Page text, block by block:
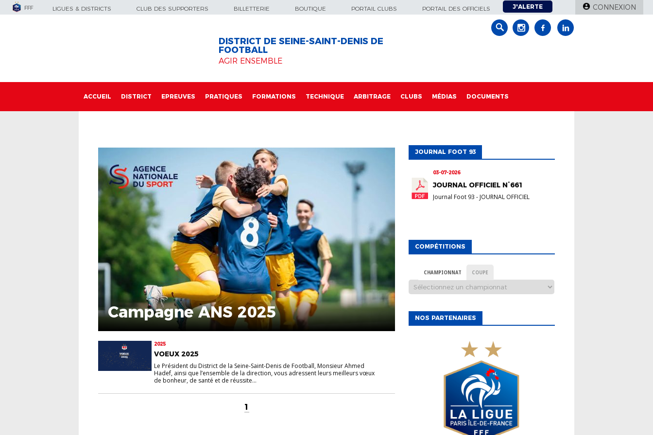
FFF LIGUES & DISTRICTS CLUB DES SUPPORTERS BILLETTERIE BOUTIQUE PORTAIL CLUBS PORTAIL DES OFFICIELS J'ALERTE CONNEXION
DISTRICT DE SEINE-SAINT-DENIS DE
FOOTBALL
AGIR ENSEMBLE
ACCUEIL DISTRICT EPREUVES PRATIQUES FORMATIONS TECHNIQUE ARBITRAGE CLUBS MÉDIAS DOCUMENTS
Campagne ANS 2025
2025
VOEUX 2025
Le Président du District de la Seine-Saint-Denis de Football, Monsieur Ahmed
Hadef, ainsi que l’ensemble de la direction, vous adressent leurs meilleurs vœux
de bonheur, de santé et de réussite...
1
JOURNAL FOOT 93
03-07-2026
JOURNAL OFFICIEL N°661
Journal Foot 93 - JOURNAL OFFICIEL
COMPÉTITIONS
CHAMPIONNAT COUPE
NOS PARTENAIRES